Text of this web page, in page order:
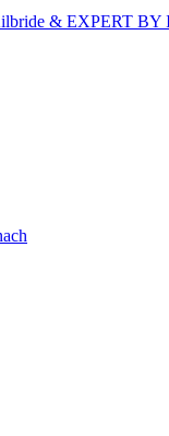
& EXPERT